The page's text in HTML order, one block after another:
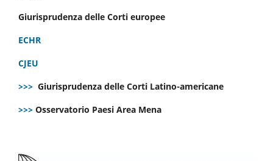
Giurisprudenza delle Corti europee
ECHR
CJEU
>>> Giurisprudenza delle Corti Latino-americane
>>> Osservatorio Paesi Area Mena